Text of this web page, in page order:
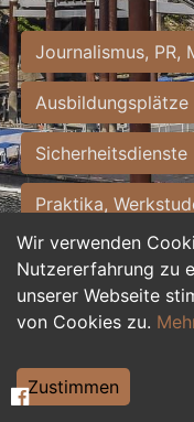
Wir verwenden
Nutzererfahrung zu
unserer Webseite
von Cookies zu.
Zustimmen
Journalismus, PR,
Ausbildungsplätze
Sicherheitsdienste
Praktika,
Personalwesen
Hilfskräfte,
Weiterbildung,